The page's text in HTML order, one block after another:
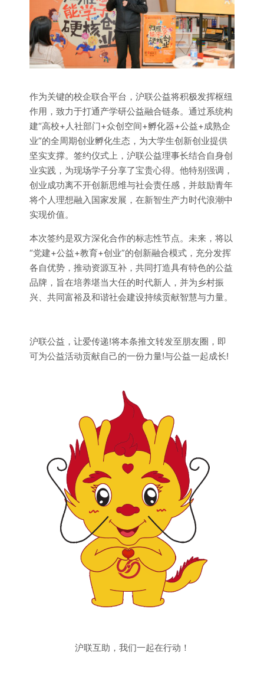
作为关键的校企联合平台，沪联公益将积极发挥枢纽
作用，致力于打通产学研公益融合链条。通过系统构
建“高校+人社部门+众创空间+孵化器+公益+成熟企
业”的全周期创业孵化生态，为大学生创新创业提供
坚实支撑。签约仪式上，沪联公益理事长结合自身创
业实践，为现场学子分享了宝贵心得。他特别强调，
创业成功离不开创新思维与社会责任感，并鼓励青年
将个人理想融入国家发展，在新智生产力时代浪潮中
实现价值。
本次签约是双方深化合作的标志性节点。未来，将以
“党建+公益+教育+创业”的创新融合模式，充分发挥
各自优势，推动资源互补，共同打造具有特色的公益
品牌，旨在培养堪当大任的时代新人，并为乡村振
兴、共同富裕及和谐社会建设持续贡献智慧与力量。
沪联公益，让爱传递!将本条推文转发至朋友圈，即
可为公益活动贡献自己的一份力量!与公益一起成长!
沪联互助，我们一起在行动！